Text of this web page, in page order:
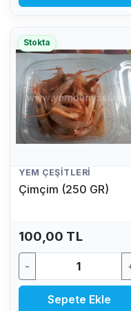
Stokta
YEM ÇEŞITLERI
Çimçim (250 GR)
100,00 TL
-
Sepete Ekle